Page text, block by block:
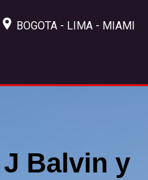
BOGOTA - LIMA - MIAMI
J Balvin y